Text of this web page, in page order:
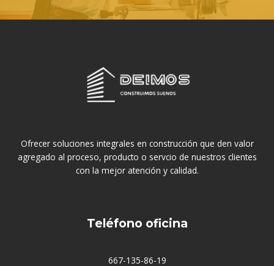
Ofrecer soluciones integrales en construcción que den valor
agregado al proceso, producto o servcio de nuestros clientes
con la mejor atención y calidad.
Teléfono oficina
667-135-86-19